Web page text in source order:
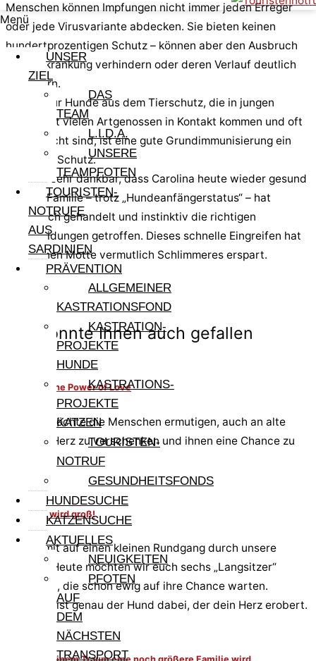
Menü
UNSER
ZIEL
DAS
TEAM
L.I.D.A.
UNSERE
TEAMPFOTEN
TOURISTEN-
NOTRUFE
AUS
SARDINIEN
PRÄVENTION
ALLGEMEINER
KASTRATIONSFOND
KASTRATION-
PROJEKTE
HUNDE
KASTRATIONS-
PROJEKTE
KATZEN
TOURISTEN-
NOTRUF
GESUNDHEITSFONDS
HUNDESUCHE
KATZENSUCHE
AKTUELLES
NEUIGKEITEN
PFOTEN
AUF
DEM
NÄCHSTEN
TRANSPORT
Menschen können Impfungen nicht immer jeden Erreger
oder jede Virusvariante abdecken. Sie bieten keinen
hundertprozentigen Schutz – können aber den Ausbruch
einer Erkrankung verhindern oder deren Verlauf deutlich
abmildern.
Gerade für Hunde aus dem Tierschutz, die in jungen
Jahren mit vielen Artgenossen in Kontakt kommen und oft
geschwächt sind, ist eine gute Grundimmunisierung ein
wichtiger Schutz.
Wir sind sehr dankbar, dass Carolina heute wieder gesund
ist. Ihre Familie – trotz „Hundeanfängerstatus“ – hat
vorbildlich gehandelt und instinktiv die richtigen
Entscheidungen getroffen. Dieses schnelle Eingreifen hat
der kleinen Motte vermutlich Schlimmeres erspart.
Das könnte Ihnen auch gefallen
Dolcina – The Power of Love
Dolcina möchte die Menschen ermutigen, auch an alte
Tiere ihr Herz zu verschenken und ihnen eine Chance zu
Aus klein wird groß!
Kommt mit auf einen kleinen Rundgang durch unsere
Gehege. Heute möchten wir euch sechs „Langsitzer“
vorstellen, die schon ewig auf ihre Chance warten.
Vielleicht ist genau der Hund dabei, der dein Herz erobert.